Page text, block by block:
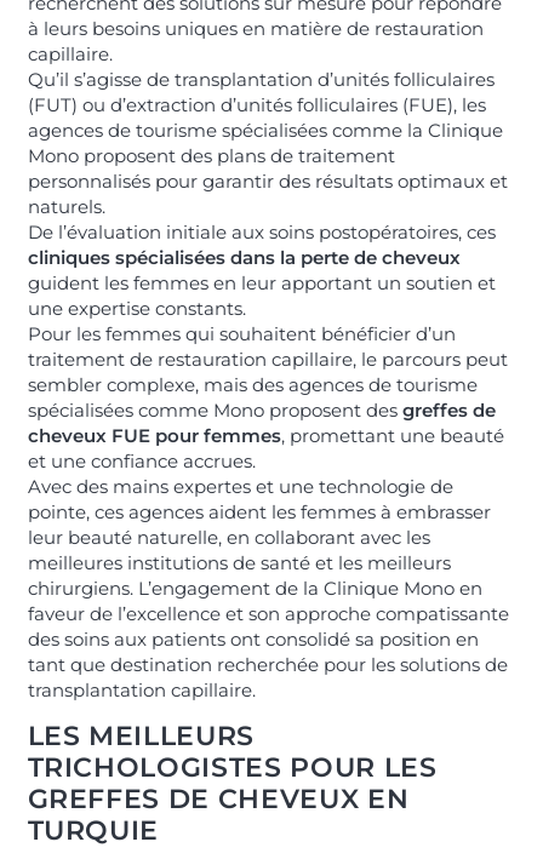
à leurs besoins uniques en matière de restauration
capillaire.
Qu’il s’agisse de transplantation d’unités folliculaires
(FUT) ou d’extraction d’unités folliculaires (FUE), les
agences de tourisme spécialisées comme la Clinique
Mono proposent des plans de traitement
personnalisés pour garantir des résultats optimaux et
naturels.
De l’évaluation initiale aux soins postopératoires, ces
cliniques spécialisées dans la perte de cheveux
guident les femmes en leur apportant un soutien et
une expertise constants.
Pour les femmes qui souhaitent bénéficier d’un
traitement de restauration capillaire, le parcours peut
sembler complexe, mais des agences de tourisme
spécialisées comme Mono proposent desgreffes de
cheveux FUE pour femmes, promettant une beauté
et une confiance accrues.
Avec des mains expertes et une technologie de
pointe, ces agences aident les femmes à embrasser
leur beauté naturelle, en collaborant avec les
meilleures institutions de santé et les meilleurs
chirurgiens. L’engagement de la Clinique Mono en
faveur de l’excellence et son approche compatissante
des soins aux patients ont consolidé sa position en
tant que destination recherchée pour les solutions de
transplantation capillaire.
LES MEILLEURS
TRICHOLOGISTES POUR LES
GREFFES DE CHEVEUX EN
TURQUIE